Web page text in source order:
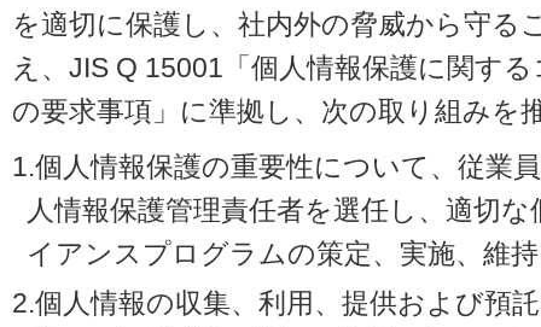
を適切に保護し、社内外の脅威から守る
え、JIS Q 15001「個人情報保護に関す
の要求事項」に準拠し、次の取り組みを
1.個人情報保護の重要性について、従業
人情報保護管理責任者を選任し、適切
イアンスプログラムの策定、実施、維
2.個人情報の収集、利用、提供および預